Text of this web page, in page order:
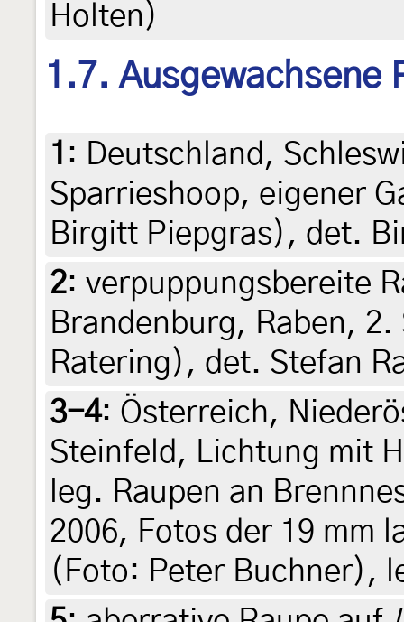
Holten)
1.7. Ausgewachsene
1 : Deutschland,
Sparrieshoop, eigener
Birgitt Piepgras), det.
2: verpuppungsbereite
Brandenburg, Raben,
Ratering), det. Stefan
3-4: Österreich,
Steinfeld, Lichtung mit
leg. Raupen an
2006, Fotos der 19 mm
(Foto: Peter Buchner),